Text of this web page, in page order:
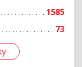
1585
73
Подробнее